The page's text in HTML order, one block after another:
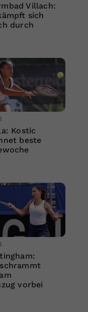
Villach:
sich
durch
Kostic
beste
vorbei